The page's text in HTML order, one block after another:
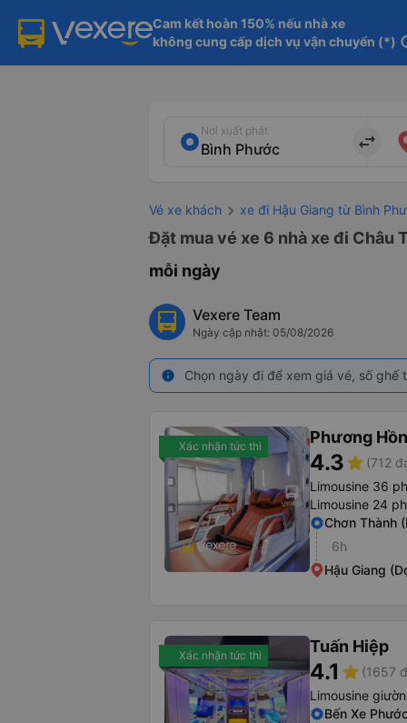
Cam kết hoàn 150% nếu nhà xe
không cung cấp dịch vụ vận chuyển (*)
Nơi xuất phát
import_export
Vé xe khách xe đi Hậu Giang từ Bình
Đặt mua vé xe 6 nhà xe đi Châu
mỗi ngày
Vexere Team
Ngày cập nhật: 05/08/2026
info Chọn ngày đi để xem giá vé, số
Xác nhận tức thì Phương
4.3star (712
Limousine 36
Limousine 24
Chơn Thành
6h
Hậu Giang
Xác nhận tức thì Tuấn Hiệp
4.1 star (1657
Limousine
Bến Xe